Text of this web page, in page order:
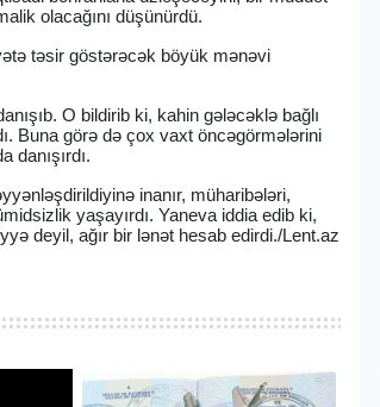
olacağını düşünürdü.
təsir göstərəcək böyük mənəvi
O bildirib ki, kahin gələcəklə bağlı
Buna görə də çox vaxt öncəgörmələrini
inanır, müharibələri,
yaşayırdı. Yaneva iddia edib ki,
deyil, ağır bir lənət hesab edirdi./Lent.az